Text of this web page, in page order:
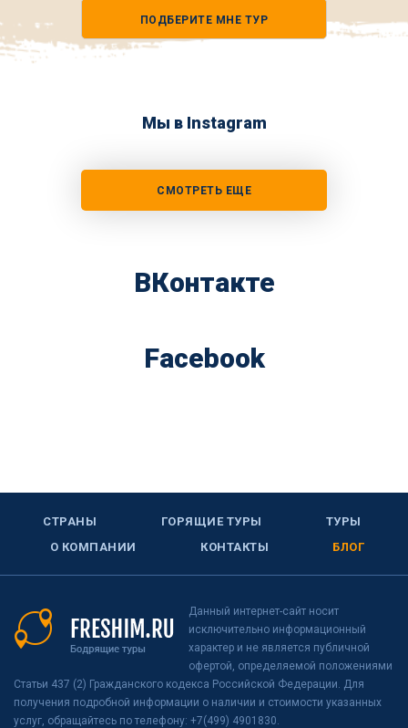
ПОДБЕРИТЕ МНЕ ТУР
Мы в Instagram
СМОТРЕТЬ ЕЩЕ
ВКонтакте
Facebook
СТРАНЫ ГОРЯЩИЕ ТУРЫ
ТУРЫ
О КОМПАНИИ
КОНТАКТЫ БЛОГ
Данный интернет-сайт носит
исключительно информационный
характер и не является публичной
офертой, определяемой положениями
Статьи 437 (2) Гражданского кодекса Российской Федерации. Для
получения подробной информации о наличии и стоимости указанных
услуг, обращайтесь по телефону: +7(499) 4901830.